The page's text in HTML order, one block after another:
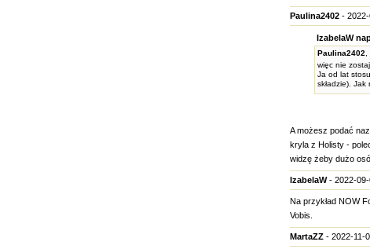
Paulina2402- 2022-
IzabelaW
Paulina2402
więc nie
Ja od lat
składzie).
A możesz podać
kryla z Holisty -
widzę żeby dużo
IzabelaW- 2022-09-
Na przykład NOW
Vobis.
MartaZZ- 2022-11-